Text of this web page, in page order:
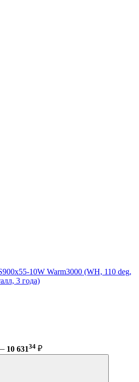
10W Warm3000 (WH, 110 deg,
3 года)
10 63134 ₽